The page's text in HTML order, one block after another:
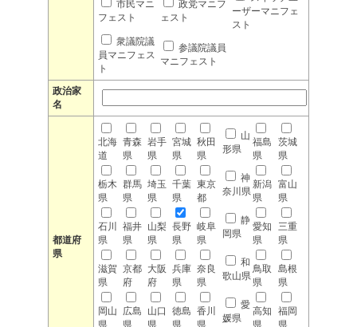
市民マニ
フェスト
政党マニフ
ェスト
ーザーマニフェ
スト
衆議院議
員マニフェス
ト
参議院議員
マニフェスト
政治家
名
都道府
県
北海
道
青森
県
岩手
県
宮城
県
秋田
県
山
形県
福島
県
茨城
県
栃木
県
群馬
県
埼玉
県
千葉
県
東京
都
神
奈川県
新潟
県
富山
県
石川
県
福井
県
山梨
県
長野
県
岐阜
県
静
岡県
愛知
県
三重
県
滋賀
県
京都
府
大阪
府
兵庫
県
奈良
県
和
歌山県
鳥取
県
島根
県
岡山
県
広島
県
山口
県
徳島
県
香川
県
愛
媛県
高知
県
福岡
県